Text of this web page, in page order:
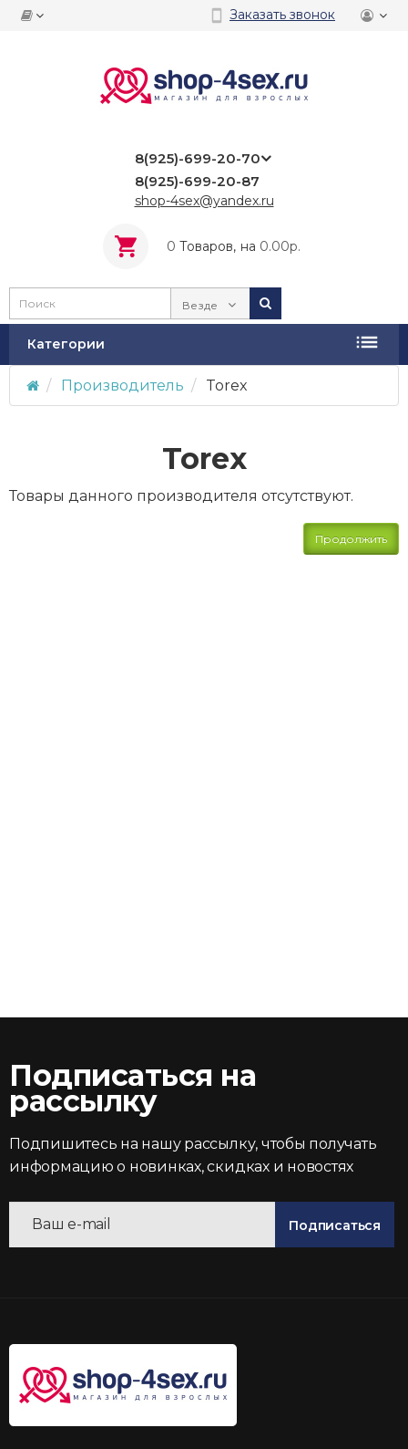
Заказать звонок
8(925)-699-20-70
8(925)-699-20-87
shop-4sex@yandex.ru
0 Tоваров, на 0.00р.
Везде
Категории
Производитель Torex
Torex
Товары данного производителя отсутствуют.
Продолжить
Подписаться на
рассылку
Подпишитесь на нашу рассылку, чтобы получать
информацию о новинках, скидках и новостях
Подписаться